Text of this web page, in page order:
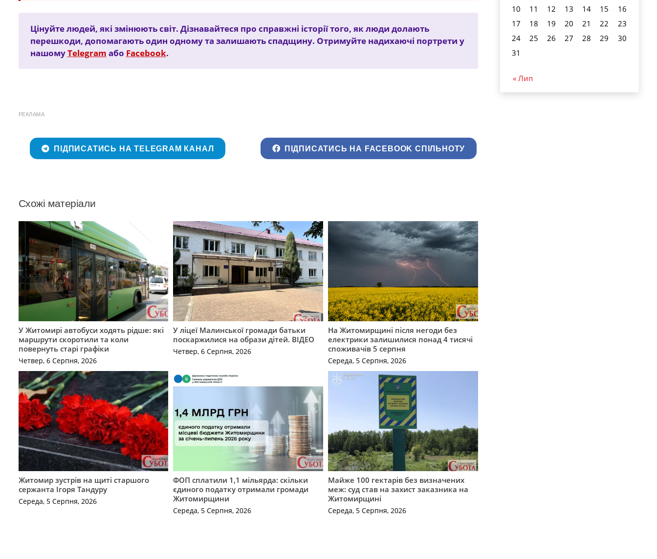
Цінуйте людей, які змінюють світ. Дізнавайтеся про справжні історії того, як люди долають
перешкоди, допомагають один одному та залишають спадщину. Отримуйте надихаючі портрети у
нашомуTelegram або Facebook.
РЕКЛАМА
ПІДПИСАТИСЬ НА TELEGRAM КАНАЛ ПІДПИСАТИСЬ НА FACEBOOK СПІЛЬНОТУ
Схожі матеріали
У Житомирі автобуси ходять рідше: які
маршрути скоротили та коли
повернуть старі графіки
Четвер, 6 Серпня, 2026
У ліцеї Малинської громади батьки
поскаржилися на образи дітей. ВІДЕО
Четвер, 6 Серпня, 2026
На Житомирщині після негоди без
електрики залишилися понад 4 тисячі
споживачів 5 серпня
Середа, 5 Серпня, 2026
Житомир зустрів на щиті старшого
сержанта Ігоря Тандуру
Середа, 5 Серпня, 2026
ФОП сплатили 1,1 мільярда: скільки
єдиного податку отримали громади
Житомирщини
Середа, 5 Серпня, 2026
Майже 100 гектарів без визначених
меж: суд став на захист заказника на
Житомирщині
Середа, 5 Серпня, 2026
10
11 12 13 14 15
16
17
18 19 20 21 22
23
24
25 26 27 28 29
30
31
« Лип